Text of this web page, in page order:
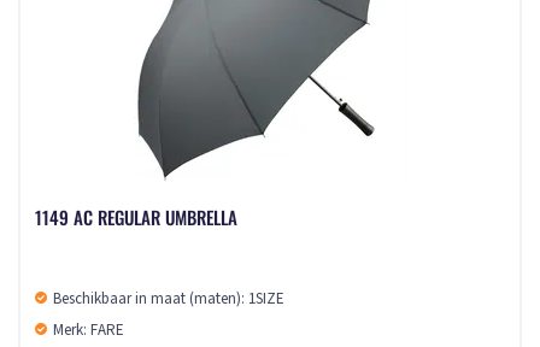
1149 AC REGULAR UMBRELLA
Beschikbaar in maat (maten): 1SIZE
Merk: FARE